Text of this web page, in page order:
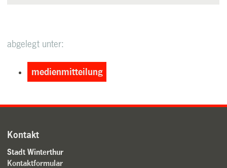
abgelegt unter:
medienmitteilung
Kontakt
Stadt Winterthur
Kontaktformular